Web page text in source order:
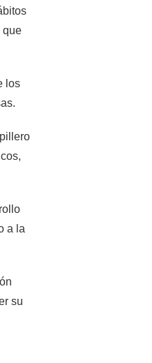
que
los
a la
su